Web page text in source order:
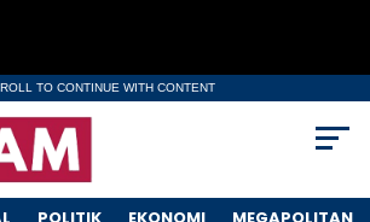
TO CONTINUE WITH CONTENT